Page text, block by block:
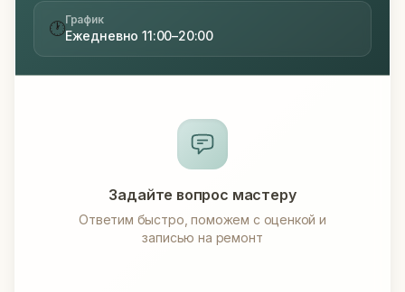
🕐График
Ежедневно 11:00–20:00
Задайте вопрос мастеру
Ответим быстро, поможем с оценкой и
записью на ремонт